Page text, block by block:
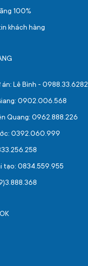
100%
khách hàng
Lê Bình - 0988.33.6282
0902.006.568
Quang: 0962.888.226
0392.060.999
tạo: 0834.559.955